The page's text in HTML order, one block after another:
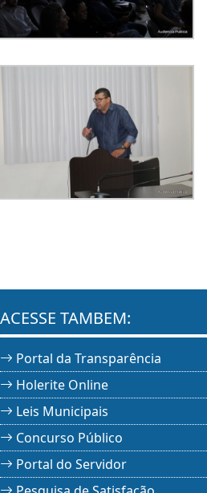
ACESSE TAMBEM:
Portal da Transparência
Holerite Online
Leis Municipais
Concurso Público
Portal do Servidor